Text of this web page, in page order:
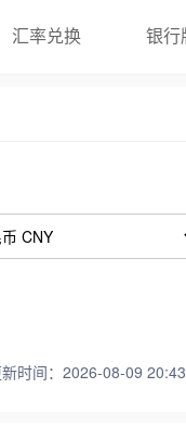
汇率兑换 银行
时间：2026-08-09